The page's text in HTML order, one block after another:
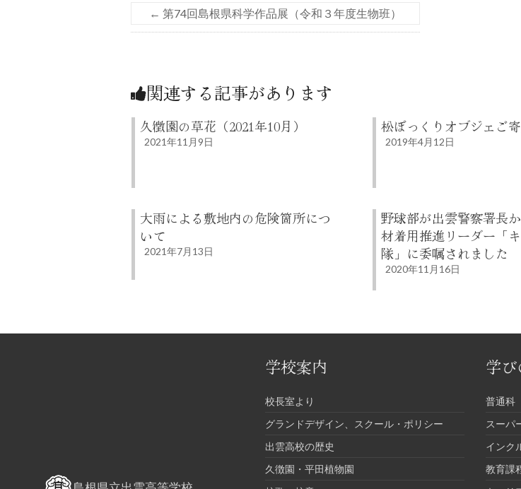
← 第74回島根県科学作品展（令和３年度生物班）
関連する記事があります
久徴園の草花（2021年10月）
2021年11月9日
松ぼっくりオブジェご
2019年4月12日
大雨による敷地内の危険箇所につ
いて
2021年7月13日
野球部が出雲警察署長
材着用推進リーダー「
隊」に委嘱されました
2020年11月16日
学校案内
校長室より
グランドデザイン、スクール・ポリシー
出雲高校の歴史
久徴園・平田植物園
学
普通科
スーパ
インク
教育課